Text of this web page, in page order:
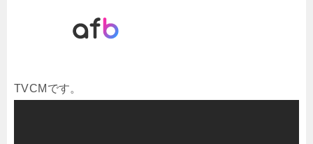
TVCMです。